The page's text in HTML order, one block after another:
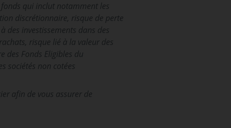
qui inclut notamment les
discrétionnaire, risque de perte
des investissements dans des
risque lié à la valeur des
des Fonds Eligibles du
sociétés non cotées
afin de vous assurer de